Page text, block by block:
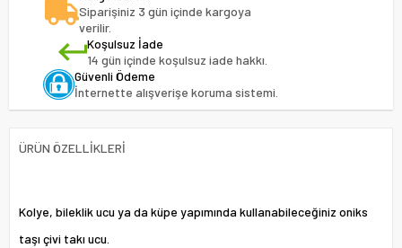
Siparişiniz 3 gün içinde kargoya
verilir.
Koşulsuz İade
14 gün içinde koşulsuz iade hakkı.
Güvenli Ödeme
İnternette alışverişe koruma sistemi.
ÜRÜN ÖZELLIKLERI
Kolye, bileklik ucu ya da küpe yapımında kullanabileceğiniz oniks
taşı çivi takı ucu.